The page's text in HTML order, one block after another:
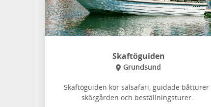
Skaftöguiden
Grundsund
Skaftöguiden kör sälsafari, guidade båtturer
skärgården och beställningsturer.